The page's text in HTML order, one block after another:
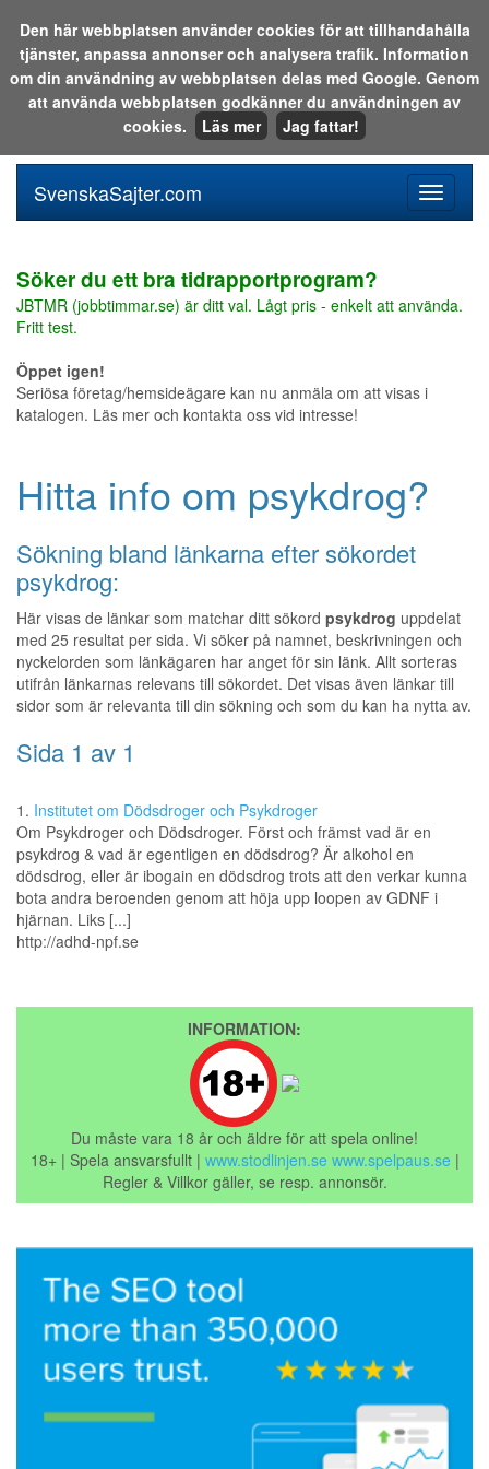
Sök i katalogen eller på webben:
meny
SvenskaSajter.com
Söker du ett bra tidrapportprogram?
JBTMR (jobbtimmar.se) är ditt val. Lågt pris - enkelt att använda.
Fritt test.
Öppet igen!
Seriösa företag/hemsideägare kan nu anmäla om att visas i
katalogen. Läs mer och kontakta oss vid intresse!
Hitta info om psykdrog?
Sökning bland länkarna efter sökordet
psykdrog:
Här visas de länkar som matchar ditt sökord psykdrog uppdelat
med 25 resultat per sida. Vi söker på namnet, beskrivningen och
nyckelorden som länkägaren har anget för sin länk. Allt sorteras
utifrån länkarnas relevans till sökordet. Det visas även länkar till
sidor som är relevanta till din sökning och som du kan ha nytta av.
Sida 1 av 1
1. Institutet om Dödsdroger och Psykdroger
Om Psykdroger och Dödsdroger. Först och främst vad är en
psykdrog & vad är egentligen en dödsdrog? Är alkohol en
dödsdrog, eller är ibogain en dödsdrog trots att den verkar kunna
bota andra beroenden genom att höja upp loopen av GDNF i
hjärnan. Liks [...]
http://adhd-npf.se
INFORMATION:
Du måste vara 18 år och äldre för att spela online!
18+ | Spela ansvarsfullt | www.stodlinjen.se www.spelpaus.se |
Regler & Villkor gäller, se resp. annonsör.
Den här webbplatsen använder cookies för att tillhandahålla
tjänster, anpassa annonser och analysera trafik. Information
om din användning av webbplatsen delas med Google. Genom
att använda webbplatsen godkänner du användningen av
cookies.
Läs mer Jag fattar!